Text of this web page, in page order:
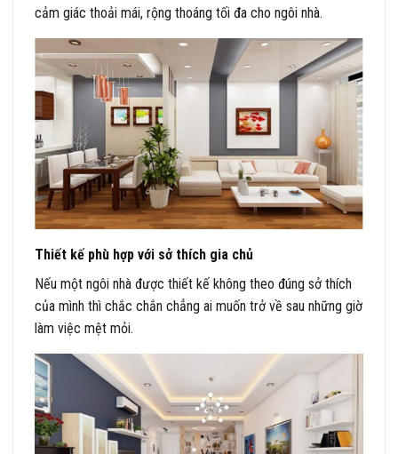
cảm giác thoải mái, rộng thoáng tối đa cho ngôi nhà.
Thiết kế phù hợp với sở thích gia chủ
Nếu một ngôi nhà được thiết kế không theo đúng sở thích
của mình thì chắc chắn chẳng ai muốn trở về sau những giờ
làm việc mệt mỏi.